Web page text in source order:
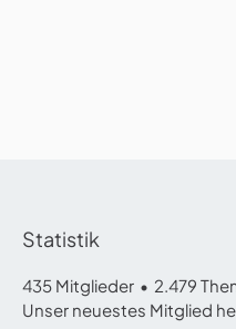
Statistik
435 Mitglieder 2.479
Unser neuestes Mitglied